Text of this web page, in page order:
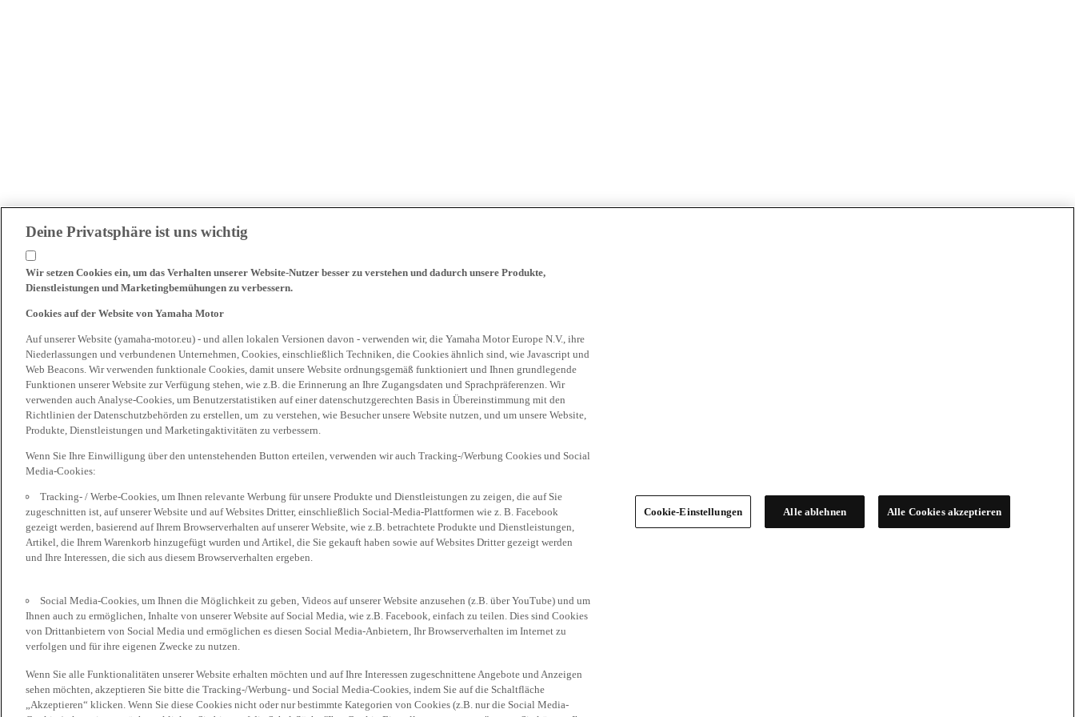
Deine Privatsphäre ist uns wichtig
Wir setzen Cookies ein, um das Verhalten unserer Website-Nutzer besser zu verstehen und dadurch unsere Produkte,
Dienstleistungen und Marketingbemühungen zu verbessern.
Cookies auf der Website von Yamaha Motor
Auf unserer Website (yamaha-motor.eu) - und allen lokalen Versionen davon - verwenden wir, die Yamaha Motor Europe N.V., ihre
Niederlassungen und verbundenen Unternehmen, Cookies, einschließlich Techniken, die Cookies ähnlich sind, wie Javascript und
Web Beacons. Wir verwenden funktionale Cookies, damit unsere Website ordnungsgemäß funktioniert und Ihnen grundlegende
Funktionen unserer Website zur Verfügung stehen, wie z.B. die Erinnerung an Ihre Zugangsdaten und Sprachpräferenzen. Wir
verwenden auch Analyse-Cookies, um Benutzerstatistiken auf einer datenschutzgerechten Basis in Übereinstimmung mit den
Richtlinien der Datenschutzbehörden zu erstellen, um zu verstehen, wie Besucher unsere Website nutzen, und um unsere Website,
Produkte, Dienstleistungen und Marketingaktivitäten zu verbessern.
Wenn Sie Ihre Einwilligung über den untenstehenden Button erteilen, verwenden wir auch Tracking-/Werbung Cookies und Social
Media-Cookies:
Tracking- / Werbe-Cookies, um Ihnen relevante Werbung für unsere Produkte und Dienstleistungen zu zeigen, die auf Sie
zugeschnitten ist, auf unserer Website und auf Websites Dritter, einschließlich Social-Media-Plattformen wie z. B. Facebook
gezeigt werden, basierend auf Ihrem Browserverhalten auf unserer Website, wie z.B. betrachtete Produkte und Dienstleistungen,
Artikel, die Ihrem Warenkorb hinzugefügt wurden und Artikel, die Sie gekauft haben sowie auf Websites Dritter gezeigt werden
und Ihre Interessen, die sich aus diesem Browserverhalten ergeben.
Social Media-Cookies, um Ihnen die Möglichkeit zu geben, Videos auf unserer Website anzusehen (z.B. über YouTube) und um
Ihnen auch zu ermöglichen, Inhalte von unserer Website auf Social Media, wie z.B. Facebook, einfach zu teilen. Dies sind Cookies
von Drittanbietern von Social Media und ermöglichen es diesen Social Media-Anbietern, Ihr Browserverhalten im Internet zu
verfolgen und für ihre eigenen Zwecke zu nutzen.
Wenn Sie alle Funktionalitäten unserer Website erhalten möchten und auf Ihre Interessen zugeschnittene Angebote und Anzeigen
sehen möchten, akzeptieren Sie bitte die Tracking-/Werbung- und Social Media-Cookies, indem Sie auf die Schaltfläche
„Akzeptieren“ klicken. Wenn Sie diese Cookies nicht oder nur bestimmte Kategorien von Cookies (z.B. nur die Social Media-
Cookie-Einstellungen Alle ablehnen Alle Cookies akzeptieren